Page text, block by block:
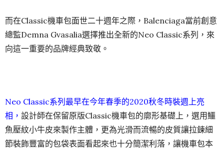
而在Classic機車包面世二十週年之際，Balenciaga當前創意
總監Demna Gvasalia選擇推出全新的Neo Classic系列，來
向這一重要的品牌經典致敬。
Neo Classic系列最早在​​今年春季的2020秋冬時裝週上​​亮
相， 設計師在保留原版Classic機車包的廓形基礎上，選用鱷
魚壓紋小牛皮來製作主體，更為光滑而流暢的皮質讓拉鍊細
節裝飾豐富的包袋表面看起來也十分簡潔利落，讓機車包本